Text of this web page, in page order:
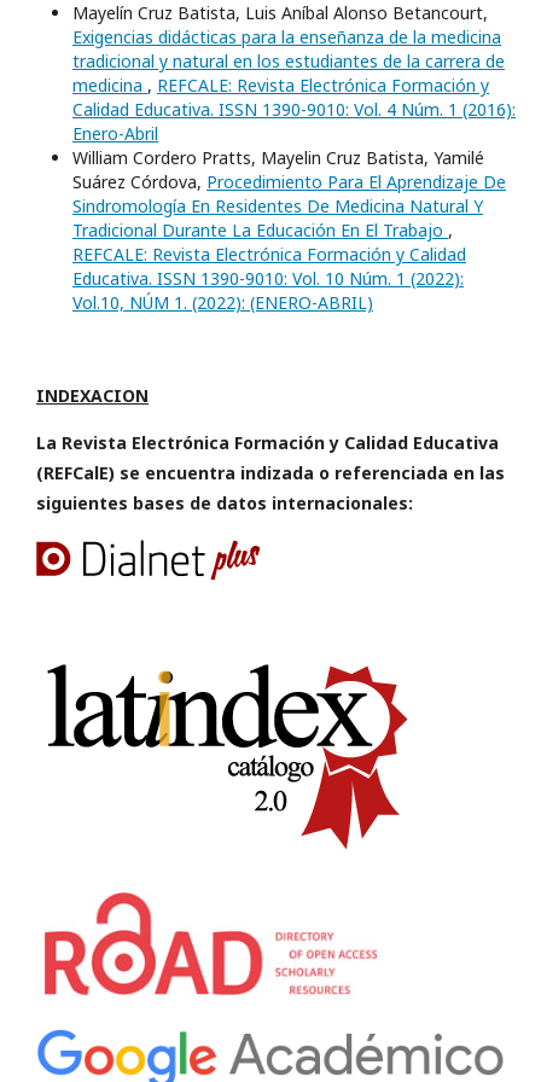
Mayelín Cruz Batista, Luis Aníbal Alonso Betancourt,
Exigencias didácticas para la enseñanza de la medicina
tradicional y natural en los estudiantes de la carrera de
medicina , REFCALE: Revista Electrónica Formación y
Calidad Educativa. ISSN 1390-9010: Vol. 4 Núm. 1 (2016):
Enero-Abril
William Cordero Pratts, Mayelin Cruz Batista, Yamilé
Suárez Córdova, Procedimiento Para El Aprendizaje De
Sindromología En Residentes De Medicina Natural Y
Tradicional Durante La Educación En El Trabajo ,
REFCALE: Revista Electrónica Formación y Calidad
Educativa. ISSN 1390-9010: Vol. 10 Núm. 1 (2022):
Vol.10, NÚM 1. (2022): (ENERO-ABRIL)
INDEXACION
La Revista Electrónica Formación y Calidad Educativa
(REFCalE) se encuentra indizada o referenciada en las
siguientes bases de datos internacionales: